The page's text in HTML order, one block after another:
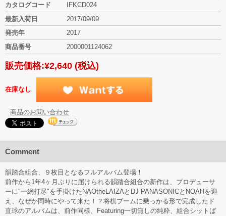
カタログコード
IFKCD024
最新入荷日
2017/09/09
発売年
2017
商品番号
2000001124062
販売価格:¥2,640 (税込)
在庫なし
商品のお問い合わせ
Comment
韻踏合組合、９枚目となるフルアルバム登場！
前作から1年4ヶ月ぶりに届けられる韻踏合組合の新作は、プロデューサ
ーに"一網打尽"を手掛けたNAOtheLAIZAとDJ PANASONICとNOAHを迎
え、なぜか同時にやって来た！？将棋ブームに乗っかる形で完成したド
直球のアルバムは、前作同様、Featuring一切無しの純粋、組合シットば